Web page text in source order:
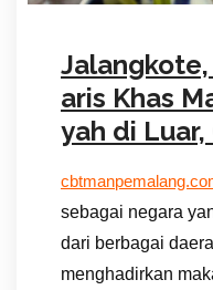
aris Khas
yah di
sebagai negara
dari berbagai
menghadirkan